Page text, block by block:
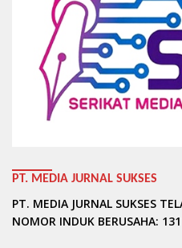
PT. MEDIA JURNAL SUKSES
PT. MEDIA JURNAL SUKSES
NOMOR INDUK BERUSAHA: